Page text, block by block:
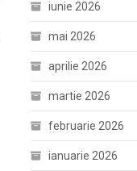
iunie 2026
mai 2026
aprilie 2026
martie 2026
februarie 2026
ianuarie 2026